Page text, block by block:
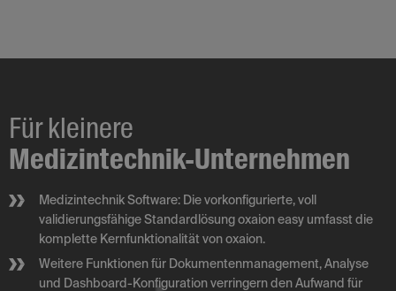
Für kleinere
Medizintechnik-Unternehmen
Medizintechnik Software: Die vorkonfigurierte, voll
validierungsfähige Standardlösung oxaion easy umfasst die
komplette Kernfunktionalität von oxaion.
Weitere Funktionen für Dokumentenmanagement, Analyse
und Dashboard-Konfiguration verringern den Aufwand für